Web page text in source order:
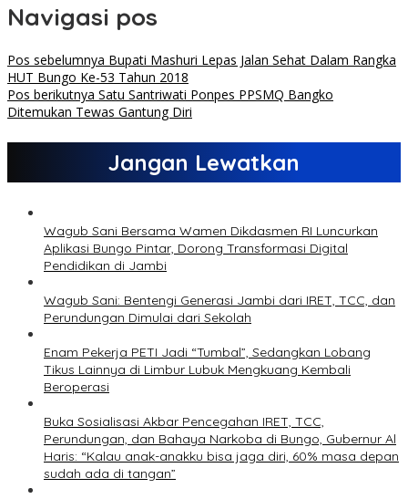
Navigasi pos
Pos sebelumnya Bupati Mashuri Lepas Jalan Sehat Dalam Rangka
HUT Bungo Ke-53 Tahun 2018
Pos berikutnya Satu Santriwati Ponpes PPSMQ Bangko
Ditemukan Tewas Gantung Diri
Jangan Lewatkan
Wagub Sani Bersama Wamen Dikdasmen RI Luncurkan
Aplikasi Bungo Pintar, Dorong Transformasi Digital
Pendidikan di Jambi
Wagub Sani: Bentengi Generasi Jambi dari IRET, TCC, dan
Perundungan Dimulai dari Sekolah
Enam Pekerja PETI Jadi “Tumbal”, Sedangkan Lobang
Tikus Lainnya di Limbur Lubuk Mengkuang Kembali
Beroperasi
Buka Sosialisasi Akbar Pencegahan IRET, TCC,
Perundungan, dan Bahaya Narkoba di Bungo, Gubernur Al
Haris: “Kalau anak-anakku bisa jaga diri, 60% masa depan
sudah ada di tangan”